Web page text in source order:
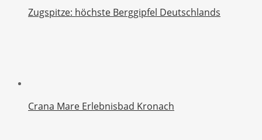
Zugspitze: höchste Berggipfel Deutschlands
Crana Mare Erlebnisbad Kronach